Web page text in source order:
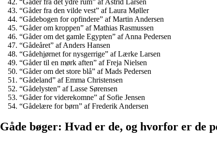
“Gåder fra den vilde vest” af Laura Møller
“Gådebogen for opfindere” af Martin Andersen
“Gåder om kroppen” af Mathias Rasmussen
“Gåder om det gamle Egypten” af Anna Pedersen
“Gådeåret” af Anders Hansen
“Gådehjørnet for nysgerrige” af Lærke Larsen
“Gåder til en mørk aften” af Freja Nielsen
“Gåder om det store blå” af Mads Pedersen
“Gådeland” af Emma Christensen
“Gådelysten” af Lasse Sørensen
“Gåder for viderekomne” af Sofie Jensen
“Gådelære for børn” af Frederik Andersen
Gåde bøger: Hvad er de, og hvorfor er de